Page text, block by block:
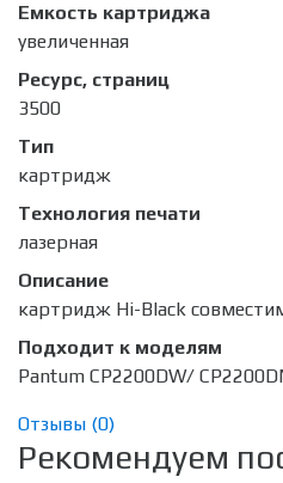
Емкость картриджа
увеличенная
Ресурс, страниц
3500
Тип
картридж
Технология печати
лазерная
Описание
картридж Hi-Black
Подходит к моделям
Pantum CP2200DW/
Отзывы (0)
Рекомендуем